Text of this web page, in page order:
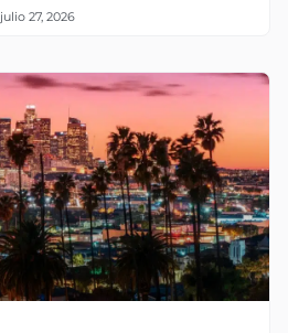
julio 27, 2026